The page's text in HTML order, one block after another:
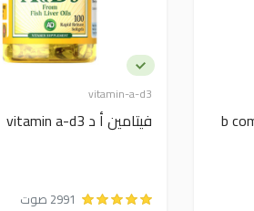
vitamin-a-d3
فيتامين أ د vitamin a-d3
2991 صوت